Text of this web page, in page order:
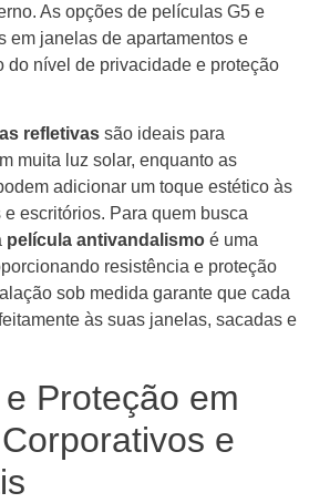
As opções de películas G5 e
em janelas de apartamentos e
do nível de privacidade e proteção
refletivas são ideais para
muita luz solar, enquanto as
adicionar um toque estético às
escritórios. Para quem busca
película antivandalismo é uma
resistência e proteção
sob medida garante que cada
às suas janelas, sacadas e
Proteção em
e